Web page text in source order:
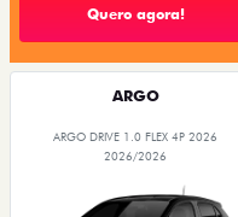
Quero agora!
ARGO
ARGO DRIVE 1.0 FLEX 4P 2026
2026/2026